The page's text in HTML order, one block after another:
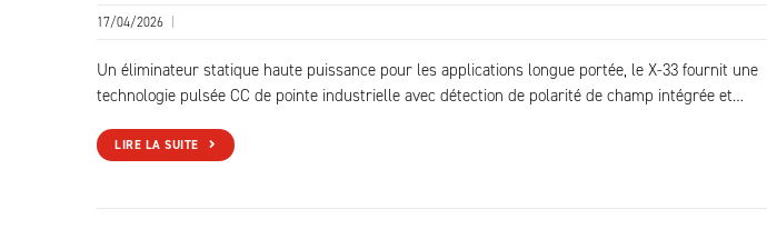
17/04/2026
Un éliminateur statique haute puissance pour les applications longue portée, le X-33 fournit une
technologie pulsée CC de pointe industrielle avec détection de polarité de champ intégrée et…
LIRE LA SUITE